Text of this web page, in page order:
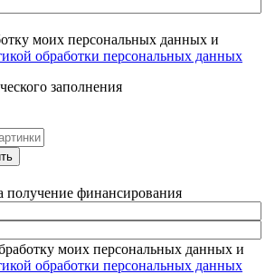
моих персональных данных и
обработки персональных данных
заполнения
получение финансирования
моих персональных данных и
обработки персональных данных